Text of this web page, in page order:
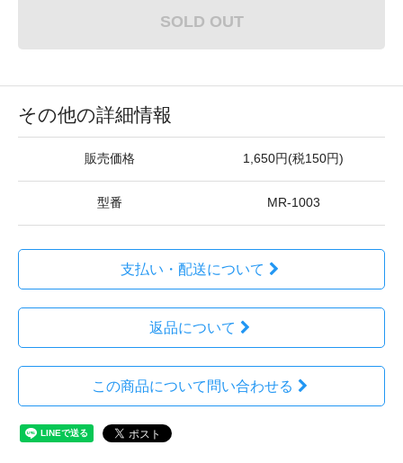
SOLD OUT
その他の詳細情報
販売価格 1,650円(税150円)
型番 MR-1003
支払い・配送について
返品について
この商品について問い合わせる